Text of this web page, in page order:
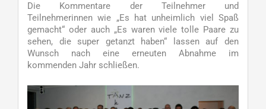
Die Kommentare der Teilnehmer und
Teilnehmerinnen wie „Es hat unheimlich viel Spaß
gemacht“ oder auch „Es waren viele tolle Paare zu
sehen, die super getanzt haben“ lassen auf den
Wunsch nach eine erneuten Abnahme im
kommenden Jahr schließen.